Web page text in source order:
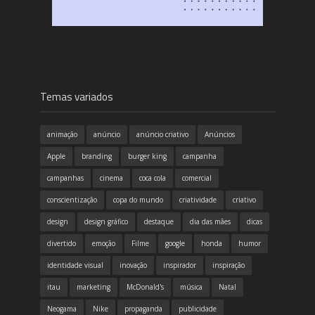
Temas variados
animação anúncio anúncio criativo Anúncios
Apple branding burger king campanha
campanhas cinema coca cola comercial
conscientização copa do mundo criatividade criativo
design design gráfico destaque dia das mães dicas
divertido emoção Filme google honda humor
identidade visual inovação inspirador inspiração
itau marketing McDonald's música Natal
Neogama Nike propaganda publicidade